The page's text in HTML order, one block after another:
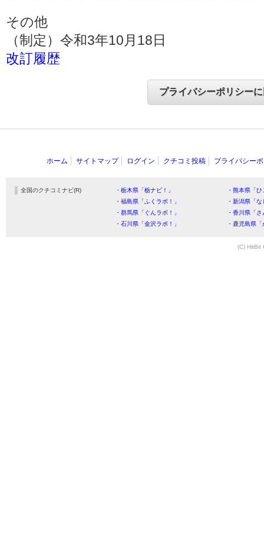
その他
（制定）令和3年10月18日
改訂履歴
ホーム サイトマップ ログイン クチコミ投稿 プライバシー
全国のクチコミナビ(R) ・栃木県「栃ナビ！」
・熊本県「
・福島県「ふくラボ！」
・新潟県「
・群馬県「ぐんラボ！」
・香川県「
・石川県「金沢ラボ！」
・鹿児島県
(C) HitBit